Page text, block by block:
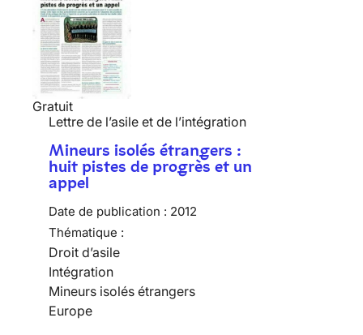
Gratuit
Lettre de l’asile et de l’intégration
Mineurs isolés étrangers :
huit pistes de progrès et un
appel
Date de publication : 2012
Thématique :
Droit d’asile
Intégration
Mineurs isolés étrangers
Europe